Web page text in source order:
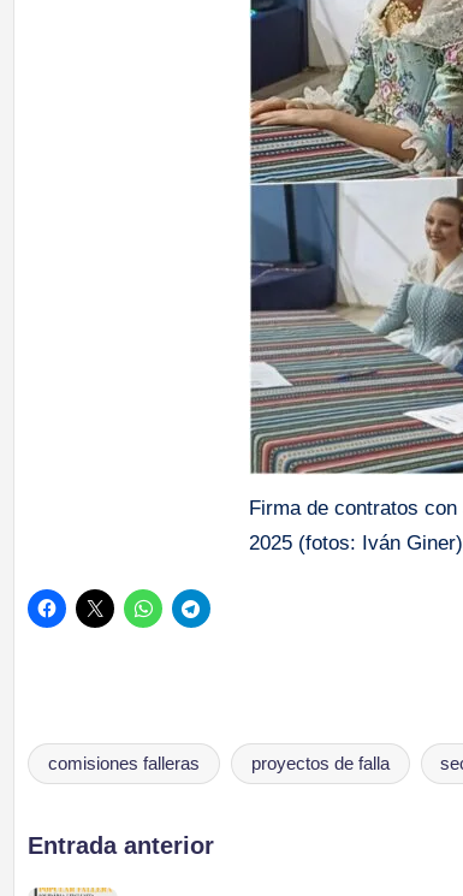
Firma de contratos
2025 (fotos: Iván
Etiquetas:
comisiones falleras proyectos de falla
Navegación
Entrada anterior